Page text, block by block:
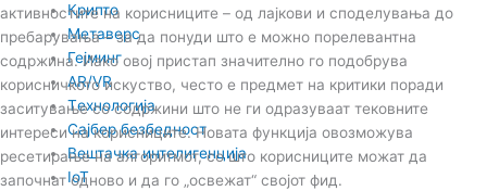
Крипто
Метаверс
Гејминг
AR/VR
Tехнологија
Сајбер безбедност
Вештачка интелигенција
IoT
активностите на корисниците – од лајкови и споделувања до
пребарувања – за да понуди што е можно порелевантна
содржина. Иако овој пристап значително го подобрува
корисничкото искуство, често е предмет на критики поради
заситување со содржини што не ги одразуваат тековните
интереси на корисниците. Новата функција овозможува
ресетирање на алгоритмот, со што корисниците можат да
започнат одново и да го „освежат“ својот фид.